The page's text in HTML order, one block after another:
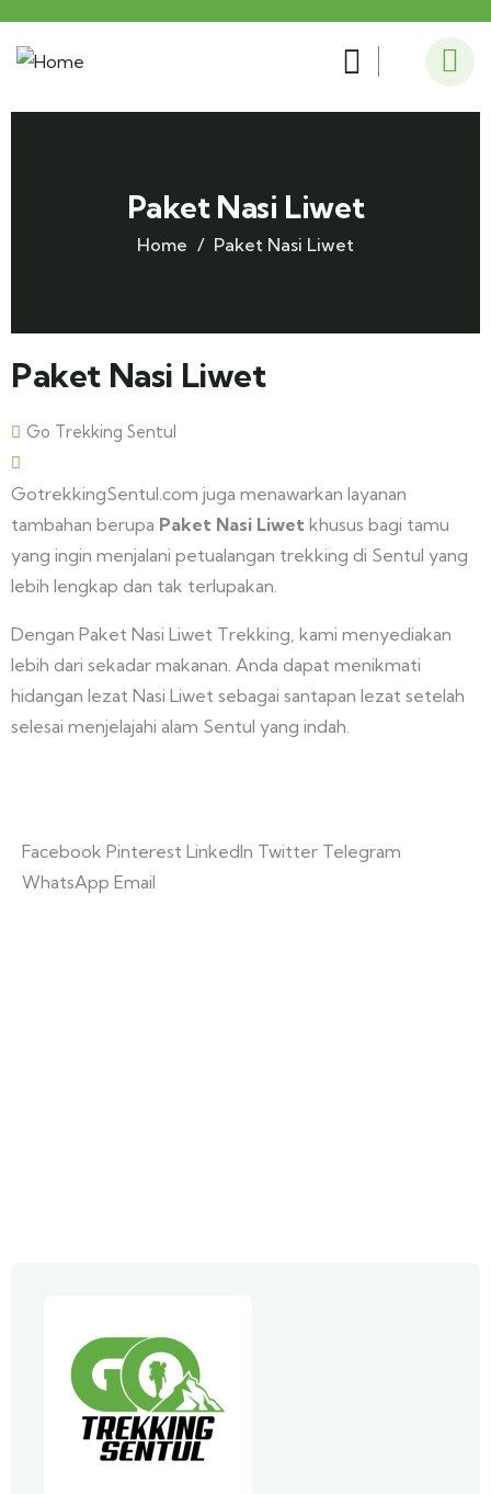
Paket Nasi Liwet
Home Paket Nasi Liwet
Paket Nasi Liwet
Go Trekking Sentul
GotrekkingSentul.com juga menawarkan layanan
tambahan berupa Paket Nasi Liwet khusus bagi tamu
yang ingin menjalani petualangan trekking di Sentul yang
lebih lengkap dan tak terlupakan.
Dengan Paket Nasi Liwet Trekking, kami menyediakan
lebih dari sekadar makanan. Anda dapat menikmati
hidangan lezat Nasi Liwet sebagai santapan lezat setelah
selesai menjelajahi alam Sentul yang indah.
Facebook Pinterest LinkedIn Twitter Telegram
WhatsApp Email